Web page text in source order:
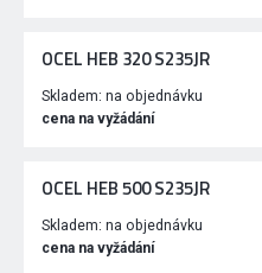
OCEL HEB 320 S235JR
Skladem: na objednávku
cena na vyžádání
OCEL HEB 500 S235JR
Skladem: na objednávku
cena na vyžádání